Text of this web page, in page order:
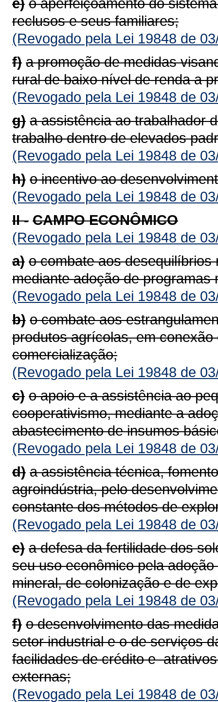
reclusos e seus familiares;
(Revogado pela Lei 19848 de
f) a promoção de medidas
rural de baixo nível de renda a
(Revogado pela Lei 19848 de
g) a assistência ao trabalhador
trabalho dentro de elevados
(Revogado pela Lei 19848 de
h) o incentivo ao
(Revogado pela Lei 19848 de
II - CAMPO ECONÔMICO
(Revogado pela Lei 19848 de
a) o combate aos
mediante adoção de
(Revogado pela Lei 19848 de
b) o combate aos
produtos agrícolas, em
comercialização;
(Revogado pela Lei 19848 de
c) o apoio e a assistência ao
cooperativismo, mediante a
abastecimento de insumos
(Revogado pela Lei 19848 de
d) a assistência técnica,
agroindústria, pelo
constante dos métodos de
(Revogado pela Lei 19848 de
e) a defesa da fertilidade dos
seu uso econômico pela
mineral, de colonização e de
(Revogado pela Lei 19848 de
f) o desenvolvimento das
setor industrial e o de serviços
facilidades de crédito e
externas;
(Revogado pela Lei 19848 de